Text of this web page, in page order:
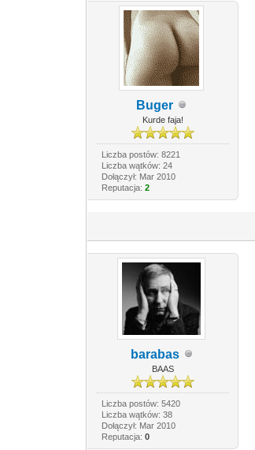
Buger
Kurde faja!
Liczba postów: 8221
Liczba wątków: 24
Dołączył: Mar 2010
Reputacja: 2
barabas
BAAS
Liczba postów: 5420
Liczba wątków: 38
Dołączył: Mar 2010
Reputacja: 0